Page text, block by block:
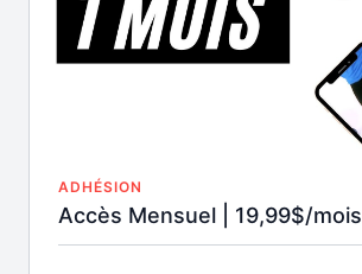
ADHÉSION
Accès Mensuel | 19,99$/mois